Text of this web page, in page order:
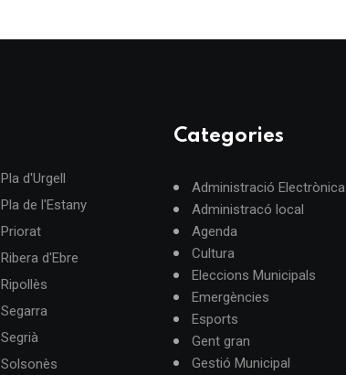
Pla d'Urgell
Pla de l'Estany
Priorat
Ribera d'Ebre
Ripollès
Segarra
Segrià
Solsonès
Categories
Administració Electrònica
Administracó local
Agenda
Cultura
Eleccions Municipals
Emergències
Esports
Gent gran
Gestió Municipal